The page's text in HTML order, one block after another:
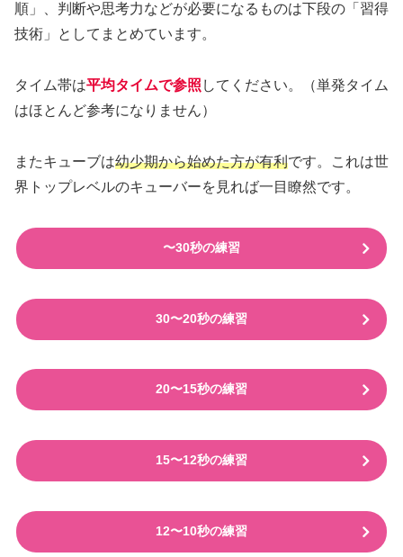
順」、判断や思考力などが必要になるものは下段の「習得
技術」としてまとめています。
タイム帯は平均タイムで参照 してください。（単発タイム
はほとんど参考になりません）
またキューブは幼少期から始めた方が有利です。これは世
界トップレベルのキューバーを見れば一目瞭然です。
〜30秒の練習
30〜20秒の練習
20〜15秒の練習
15〜12秒の練習
12〜10秒の練習